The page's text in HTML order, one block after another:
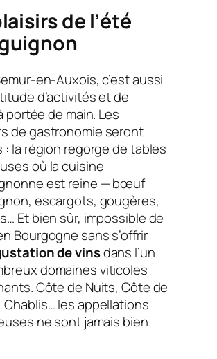
de l’été
en-Auxois, c’est aussi
d’activités et de
portée de main. Les
de gastronomie seront
: la région regorge de tables
où la cuisine
est reine — bœuf
escargots, gougères,
Et bien sûr, impossible de
Bourgogne sans s’offrir
de vinsdans l’un
domaines viticoles
Côte de Nuits, Côte de
Chablis… les appellations
ne sont jamais bien